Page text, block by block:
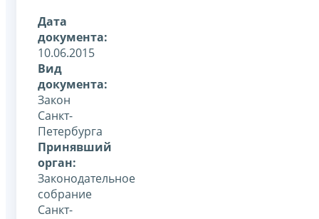
Дата
документа:
10.06.2015
Вид
документа:
Закон
Санкт-
Петербурга
Принявший
орган:
Законодательное
собрание
Санкт-